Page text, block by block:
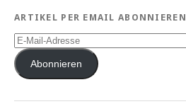
ARTIKEL PER EMAIL ABONNIEREN
E-
Mail-
AdresseAbonnieren